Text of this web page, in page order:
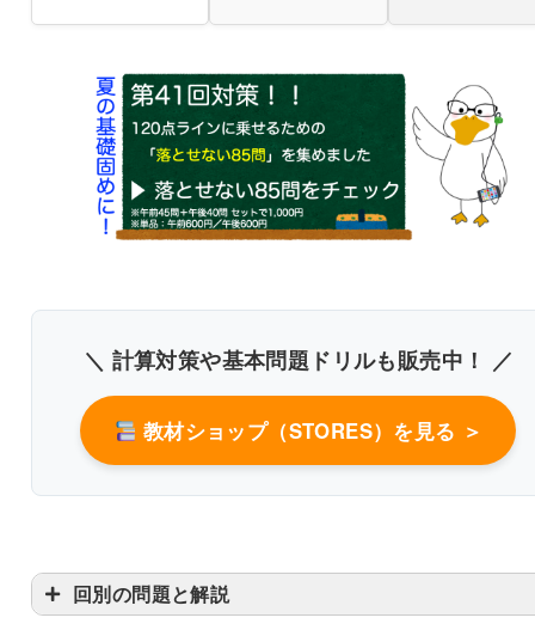
基礎栄養学
＼ 計算対策や基本問題ドリルも販売中！ ／
教材ショップ（STORES）を見る ＞
回別の問題と解説